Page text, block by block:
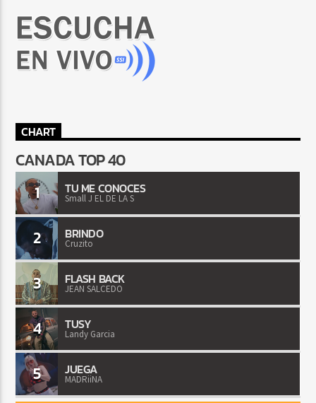
CHART
CANADA TOP 40
1 TU ME CONOCES
Small J EL DE LA S
2 BRINDO
Cruzito
3 FLASH BACK
JEAN SALCEDO
4 TUSY
Landy Garcia
5 JUEGA
MADRiiNA